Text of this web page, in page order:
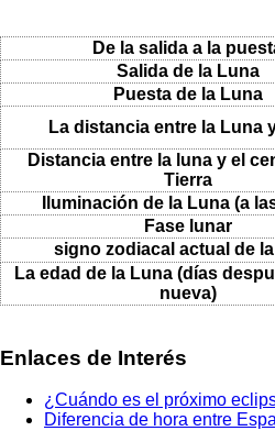
De la salida a la
Salida de la Luna
Puesta de la Luna
La distancia entre la Luna
Distancia entre la luna y el
Tierra
Iluminación de la Luna (a
Fase lunar
signo zodiacal actual de
La edad de la Luna (días
nueva)
Enlaces de Interés
¿Cuándo es el próximo
Diferencia de hora entre